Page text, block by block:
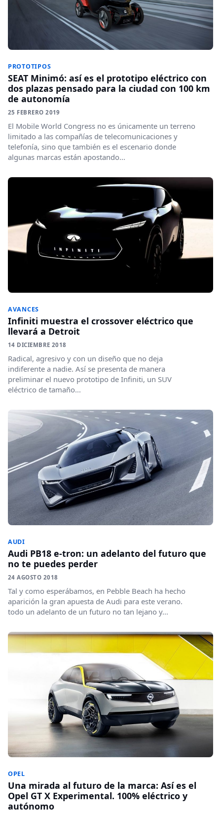
PROTOTIPOS
SEAT Minimó: así es el prototipo eléctrico con
dos plazas pensado para la ciudad con 100 km
de autonomía
25 FEBRERO 2019
El Mobile World Congress no es únicamente un terreno
limitado a las compañías de telecomunicaciones y
telefonía, sino que también es el escenario donde
algunas marcas están apostando...
AVANCES
Infiniti muestra el crossover eléctrico que
llevará a Detroit
14 DICIEMBRE 2018
Radical, agresivo y con un diseño que no deja
indiferente a nadie. Así se presenta de manera
preliminar el nuevo prototipo de Infiniti, un SUV
eléctrico de tamaño...
AUDI
Audi PB18 e-tron: un adelanto del futuro que
no te puedes perder
24 AGOSTO 2018
Tal y como esperábamos, en Pebble Beach ha hecho
aparición la gran apuesta de Audi para este verano.
todo un adelanto de un futuro no tan lejano y...
OPEL
Una mirada al futuro de la marca: Así es el
Opel GT X Experimental. 100% eléctrico y
autónomo